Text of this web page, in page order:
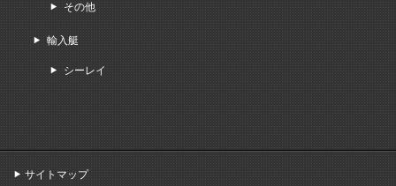
その他
輸入艇
シーレイ
サイトマップ